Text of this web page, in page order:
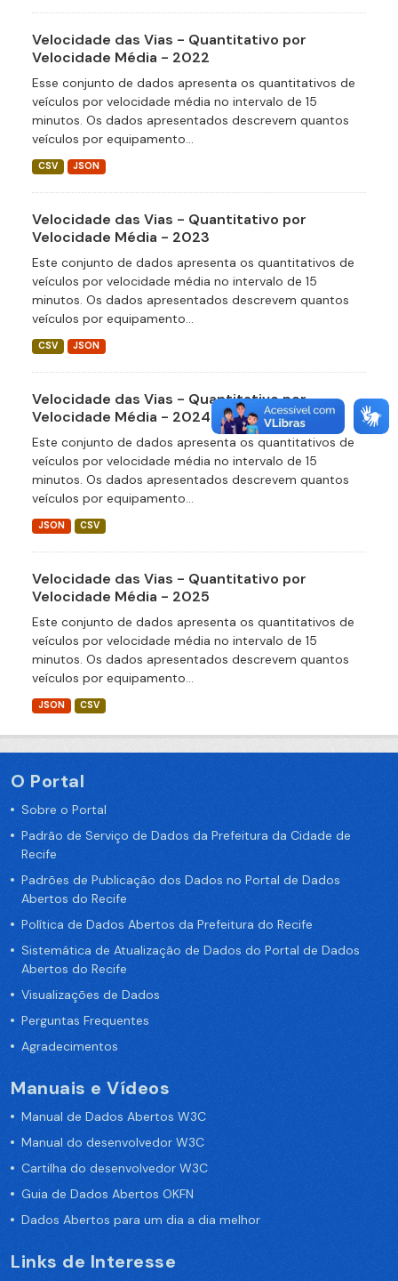
Velocidade das Vias - Quantitativo por
Velocidade Média - 2022
Esse conjunto de dados apresenta os quantitativos de
veículos por velocidade média no intervalo de 15
minutos. Os dados apresentados descrevem quantos
veículos por equipamento...
CSV JSON
Velocidade das Vias - Quantitativo por
Velocidade Média - 2023
Este conjunto de dados apresenta os quantitativos de
veículos por velocidade média no intervalo de 15
minutos. Os dados apresentados descrevem quantos
veículos por equipamento...
CSV JSON
Velocidade das Vias - Quantitativo por
Velocidade Média - 2024
Este conjunto de dados apresenta os quantitativos de
veículos por velocidade média no intervalo de 15
minutos. Os dados apresentados descrevem quantos
veículos por equipamento...
JSON CSV
Velocidade das Vias - Quantitativo por
Velocidade Média - 2025
Este conjunto de dados apresenta os quantitativos de
veículos por velocidade média no intervalo de 15
minutos. Os dados apresentados descrevem quantos
veículos por equipamento...
JSON CSV
O Portal
Sobre o Portal
Padrão de Serviço de Dados da Prefeitura da Cidade de
Recife
Padrões de Publicação dos Dados no Portal de Dados
Abertos do Recife
Política de Dados Abertos da Prefeitura do Recife
Sistemática de Atualização de Dados do Portal de Dados
Abertos do Recife
Visualizações de Dados
Perguntas Frequentes
Agradecimentos
Manuais e Vídeos
Manual de Dados Abertos W3C
Manual do desenvolvedor W3C
Cartilha do desenvolvedor W3C
Guia de Dados Abertos OKFN
Dados Abertos para um dia a dia melhor
Links de Interesse